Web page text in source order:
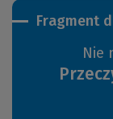
Fragment
Nie